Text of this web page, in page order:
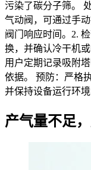
污染了碳分子筛。
气动阀，可通过手
阀门响应时间。2.
换，并确认冷干机
用户定期记录吸附
依据。 预防：严格
并保持设备运行环境
产气量不足